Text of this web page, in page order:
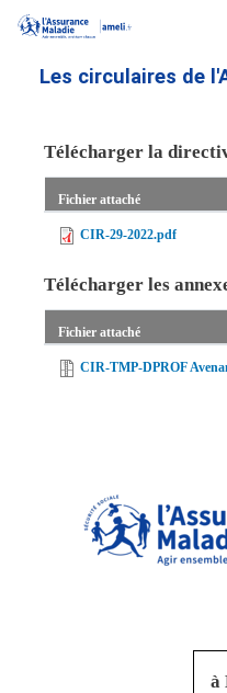
Les circulaires de
Télécharger la
Fichier attaché
CIR-29-2022.pdf
Télécharger les
Fichier attaché
CIR-TMP-DPROF
à